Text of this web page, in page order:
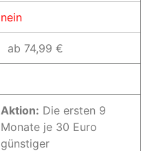
nein
ab 74,99 €
Aktion: Die ersten 9
Monate je 30 Euro
günstiger